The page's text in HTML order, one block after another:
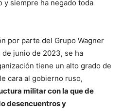
y siempre ha negado toda
por parte del Grupo Wagner
junio de 2023, se ha
tiene un alto grado de
cara al gobierno ruso,
militar con la que de
desencuentros y